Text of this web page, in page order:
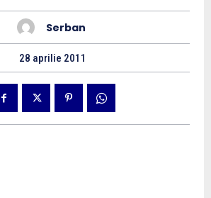
Serban
28 aprilie 2011